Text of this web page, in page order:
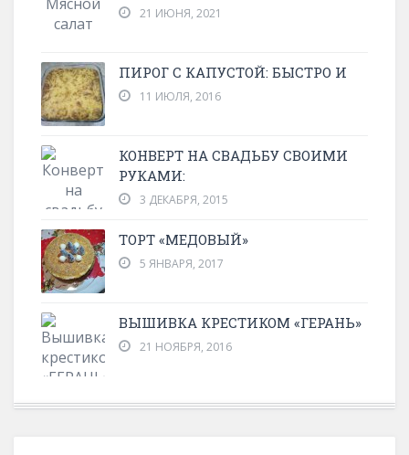
21 ИЮНЯ, 2021
ПИРОГ С КАПУСТОЙ: БЫСТРО И
11 ИЮЛЯ, 2016
КОНВЕРТ НА СВАДЬБУ СВОИМИ
РУКАМИ:
3 ДЕКАБРЯ, 2015
ТОРТ «МЕДОВЫЙ»
5 ЯНВАРЯ, 2017
ВЫШИВКА КРЕСТИКОМ «ГЕРАНЬ»
21 НОЯБРЯ, 2016